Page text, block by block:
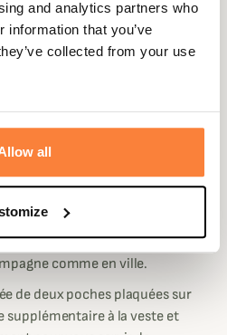
and analytics partners who
information that you’ve
collected from your use
all
avec des surpiqûres au
silhouette féminine et
velours, souvent utilisé chez
avec un revers en tartan
matelassée en polyamide de
la version olive que navy afin
et de féminité à la veste.
à pressions griffées Barbour
qui s'adaptera aussi bien
comme en ville.
de deux poches plaquées sur
supplémentaire à la veste et